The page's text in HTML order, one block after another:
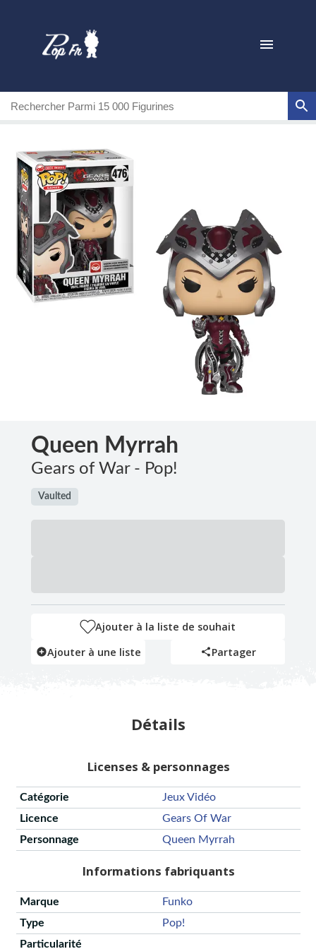
Queen Myrrah
Gears of War - Pop!
Vaulted
Ajouter à la liste de souhait
Ajouter à une liste
Partager
Détails
Licenses & personnages
Catégorie
Jeux Vidéo
Licence
Gears Of War
Personnage
Queen Myrrah
Informations fabriquants
Marque
Funko
Type
Pop!
Particularité